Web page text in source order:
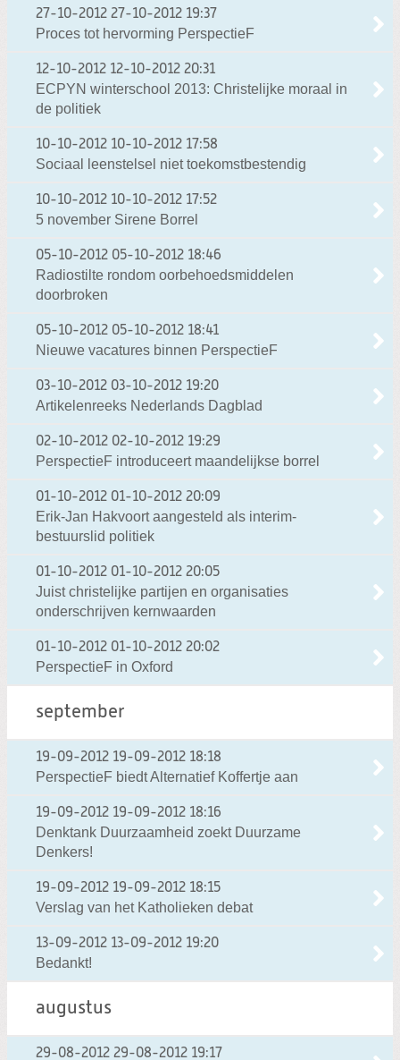
27-10-2012 27-10-2012 19:37
Proces tot hervorming PerspectieF
12-10-2012 12-10-2012 20:31
ECPYN winterschool 2013: Christelijke moraal in
de politiek
10-10-2012 10-10-2012 17:58
Sociaal leenstelsel niet toekomstbestendig
10-10-2012 10-10-2012 17:52
5 november Sirene Borrel
05-10-2012 05-10-2012 18:46
Radiostilte rondom oorbehoedsmiddelen
doorbroken
05-10-2012 05-10-2012 18:41
Nieuwe vacatures binnen PerspectieF
03-10-2012 03-10-2012 19:20
Artikelenreeks Nederlands Dagblad
02-10-2012 02-10-2012 19:29
PerspectieF introduceert maandelijkse borrel
01-10-2012 01-10-2012 20:09
Erik-Jan Hakvoort aangesteld als interim-
bestuurslid politiek
01-10-2012 01-10-2012 20:05
Juist christelijke partijen en organisaties
onderschrijven kernwaarden
01-10-2012 01-10-2012 20:02
PerspectieF in Oxford
september
19-09-2012 19-09-2012 18:18
PerspectieF biedt Alternatief Koffertje aan
19-09-2012 19-09-2012 18:16
Denktank Duurzaamheid zoekt Duurzame
Denkers!
19-09-2012 19-09-2012 18:15
Verslag van het Katholieken debat
13-09-2012 13-09-2012 19:20
Bedankt!
augustus
29-08-2012 29-08-2012 19:17